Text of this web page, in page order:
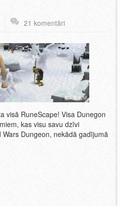
21 komentāri
visā RuneScape! Visa Dunegon
kas visu savu dzīvi
Dungeon, nekādā gadījumā